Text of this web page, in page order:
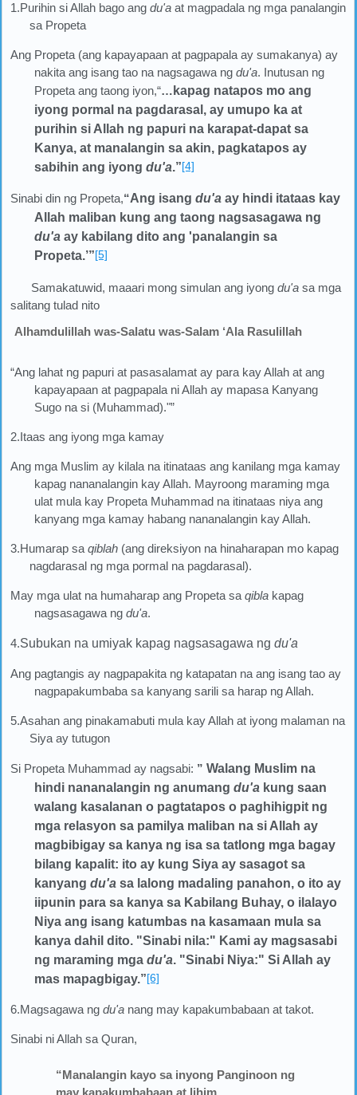
1.Purihin si Allah bago ang du'a at magpadala ng mga panalangin
sa Propeta
Ang Propeta (ang kapayapaan at pagpapala ay sumakanya) ay
nakita ang isang tao na nagsagawa ngdu'a. Inutusan ng
Propeta ang taong iyon,“… kapag natapos mo ang
iyong pormal na pagdarasal, ay umupo ka at
purihin si Allah ng papuri na karapat-dapat sa
Kanya, at manalangin sa akin, pagkatapos ay
sabihin ang iyongdu'a.”[4]
Sinabi din ng Propeta,“Ang isang du'a ay hindi itataas kay
Allah maliban kung ang taong nagsasagawa ng
du'aay kabilang dito ang 'panalangin sa
Propeta.’”[5]
Samakatuwid, maaari mong simulan ang iyongdu'asa mga
salitang tulad nito
Alhamdulillah was-Salatu was-Salam ‘Ala Rasulillah
“Ang lahat ng papuri at pasasalamat ay para kay Allah at ang
kapayapaan at pagpapala ni Allah ay mapasa Kanyang
Sugo na si (Muhammad)."”
2.Itaas ang iyong mga kamay
Ang mga Muslim ay kilala na itinataas ang kanilang mga kamay
kapag nananalangin kay Allah. Mayroong maraming mga
ulat mula kay Propeta Muhammad na itinataas niya ang
kanyang mga kamay habang nananalangin kay Allah.
3.Humarap sa qiblah (ang direksiyon na hinaharapan mo kapag
nagdarasal ng mga pormal na pagdarasal).
May mga ulat na humaharap ang Propeta sa qibla kapag
nagsasagawa ngdu'a.
4.Subukan na umiyak kapag nagsasagawa ng du'a
Ang pagtangis ay nagpapakita ng katapatan na ang isang tao ay
nagpapakumbaba sa kanyang sarili sa harap ng Allah.
5.Asahan ang pinakamabuti mula kay Allah at iyong malaman na
Siya ay tutugon
Si Propeta Muhammad ay nagsabi: ” Walang Muslim na
hindi nananalangin ng anumangdu'a kung saan
walang kasalanan o pagtatapos o paghihigpit ng
mga relasyon sa pamilya maliban na si Allah ay
magbibigay sa kanya ng isa sa tatlong mga bagay
bilang kapalit: ito ay kung Siya ay sasagot sa
kanyangdu'asa lalong madaling panahon, o ito ay
iipunin para sa kanya sa Kabilang Buhay, o ilalayo
Niya ang isang katumbas na kasamaan mula sa
kanya dahil dito. "Sinabi nila:" Kami ay magsasabi
ng maraming mgadu'a. "Sinabi Niya:" Si Allah ay
mas mapagbigay.”[6]
6.Magsagawa ng du'a nang may kapakumbabaan at takot.
Sinabi ni Allah sa Quran,
“Manalangin kayo sa inyong Panginoon ng
may kapakumbabaan at lihim .